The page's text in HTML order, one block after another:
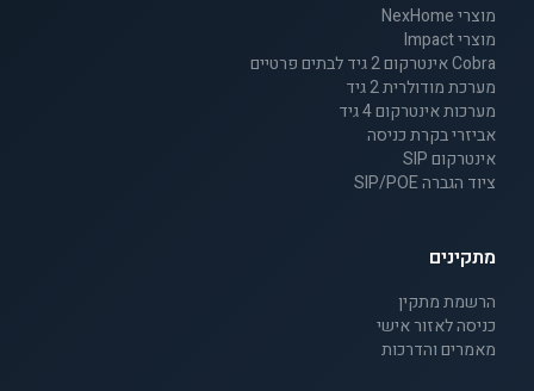
מוצרי NexHome
מוצרי Impact
Cobra אינטרקום 2 גיד לבתים פרטיים
מערכת מודולרית 2 גיד
מערכות אינטרקום 4 גיד
אביזרי בקרת כניסה
אינטרקום SIP
ציוד הגברה SIP/POE
מתקינים
הרשמת מתקין
כניסה לאזור אישי
מאמרים והדרכות